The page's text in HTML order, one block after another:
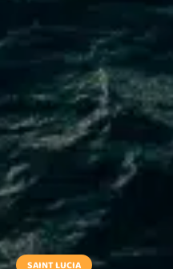
SAINT LUCIA